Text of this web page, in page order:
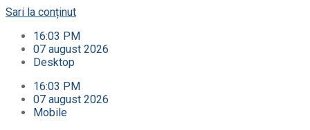
Sari la conținut
16:03 PM
07 august 2026
Desktop
16:03 PM
07 august 2026
Mobile